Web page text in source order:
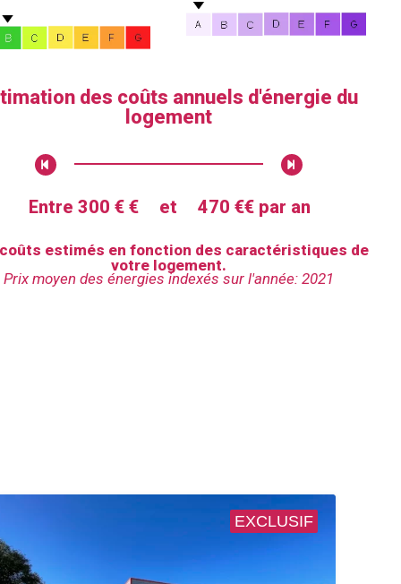
des coûts annuels d'énergie du
logement
Entre 300 € € et 470 €€ par an
estimés en fonction des caractéristiques de
votre logement.
Prix moyen des énergies indexés sur l'année: 2021
EXCLUSIF